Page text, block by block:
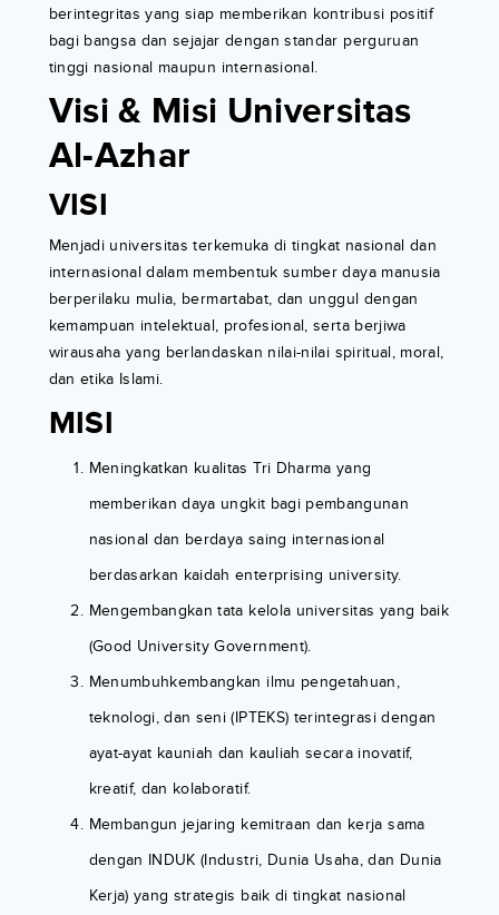
berintegritas yang siap memberikan kontribusi positif
bagi bangsa dan sejajar dengan standar perguruan
tinggi nasional maupun internasional.
Visi & Misi Universitas
Al-Azhar
VISI
Menjadi universitas terkemuka di tingkat nasional dan
internasional dalam membentuk sumber daya manusia
berperilaku mulia, bermartabat, dan unggul dengan
kemampuan intelektual, profesional, serta berjiwa
wirausaha yang berlandaskan nilai-nilai spiritual, moral,
dan etika Islami.
MISI
Meningkatkan kualitas Tri Dharma yang
memberikan daya ungkit bagi pembangunan
nasional dan berdaya saing internasional
berdasarkan kaidah enterprising university.
Mengembangkan tata kelola universitas yang baik
(Good University Government).
Menumbuhkembangkan ilmu pengetahuan,
teknologi, dan seni (IPTEKS) terintegrasi dengan
ayat-ayat kauniah dan kauliah secara inovatif,
kreatif, dan kolaboratif.
Membangun jejaring kemitraan dan kerja sama
dengan INDUK (Industri, Dunia Usaha, dan Dunia
Kerja) yang strategis baik di tingkat nasional